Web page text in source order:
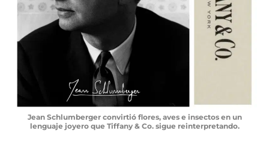
Jean Schlumberger convirtió flores, aves e insectos en un
lenguaje joyero que Tiffany & Co. sigue reinterpretando.